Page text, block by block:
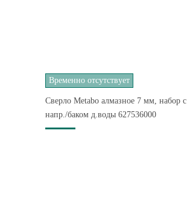
Временно отсутствует
Сверло Metabo алмазное 7 мм, набор с
напр./баком д.воды 627536000